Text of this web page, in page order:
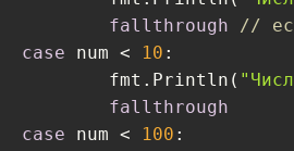
fallthrough
//
case num < 10 :
	fmt.Println(
fallthrough
case num < 100 :